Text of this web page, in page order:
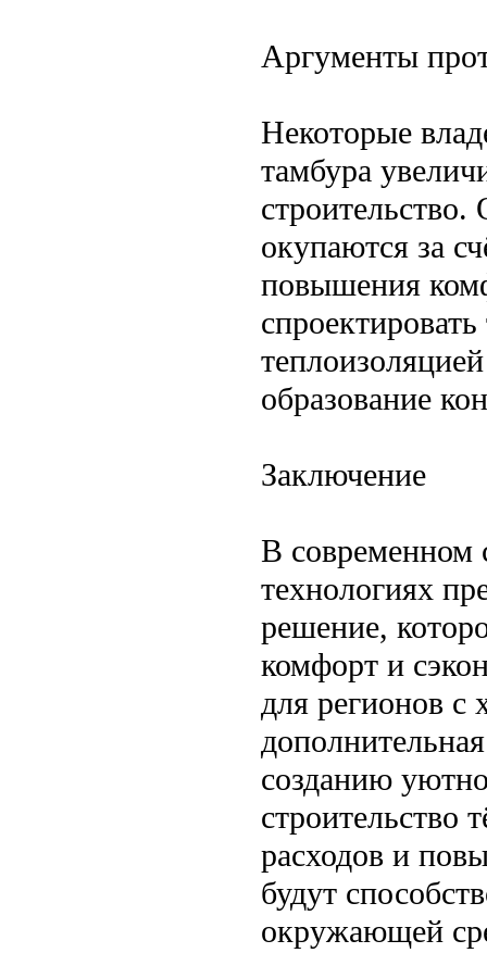
Аргументы
Некоторые
тамбура
окупаются за
повышения
образование
Заключение
В современном
технологиях
решение,
комфорт и
для регионов с
созданию
строительство
расходов и
будут
окружающей